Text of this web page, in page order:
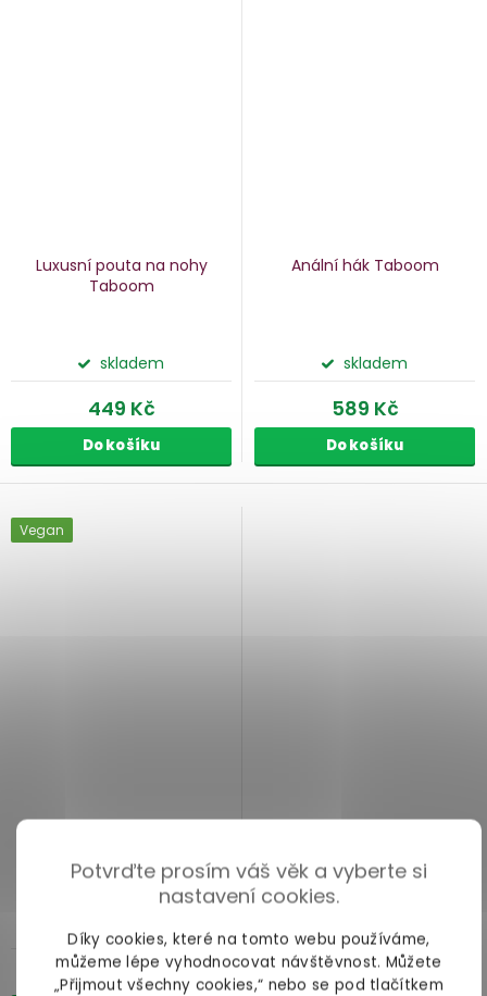
Potvrďte prosím váš věk a vyberte si
nastavení cookies.
Díky cookies, které na tomto webu používáme,
můžeme lépe vyhodnocovat návštěvnost. Můžete
„Přijmout všechny cookies,“ nebo se pod tlačítkem
Luxusní pouta na nohy
Taboom
skladem
449 Kč
Do košíku
Anální hák Taboom
skladem
589 Kč
Do košíku
Vegan
skladem
319 Kč
skladem
649 Kč